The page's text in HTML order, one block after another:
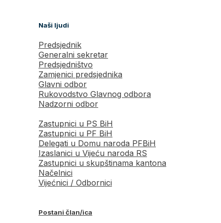
Naši ljudi
Predsjednik
Generalni sekretar
Predsjedništvo
Zamjenici predsjednika
Glavni odbor
Rukovodstvo Glavnog odbora
Nadzorni odbor
Zastupnici u PS BiH
Zastupnici u PF BiH
Delegati u Domu naroda PFBiH
Izaslanici u Vijeću naroda RS
Zastupnici u skupštinama kantona
Načelnici
Vijećnici / Odbornici
Postani član/ica